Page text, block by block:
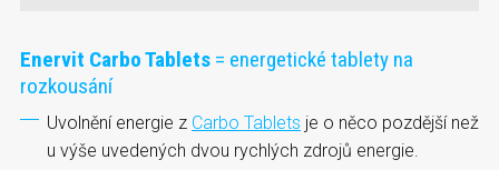
Enervit Carbo Tablets = energetické tablety na
rozkousání
Uvolnění energie z Carbo Tablets je o něco pozdější než
u výše uvedených dvou rychlých zdrojů energie.